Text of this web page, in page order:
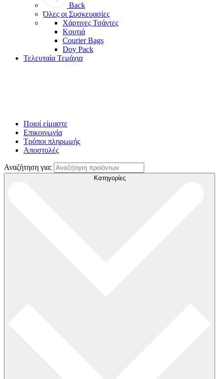
Back
Όλες οι Συσκευασίες
Χάρτινες Τσάντες
Κουτιά
Courier Bags
Doy Pack
Τελευταία Τεμάχια
Ποιοί είμαστε
Επικοινωνία
Τρόποι πληρωμής
Αποστολές
Αναζήτηση για:
Κατηγορίες